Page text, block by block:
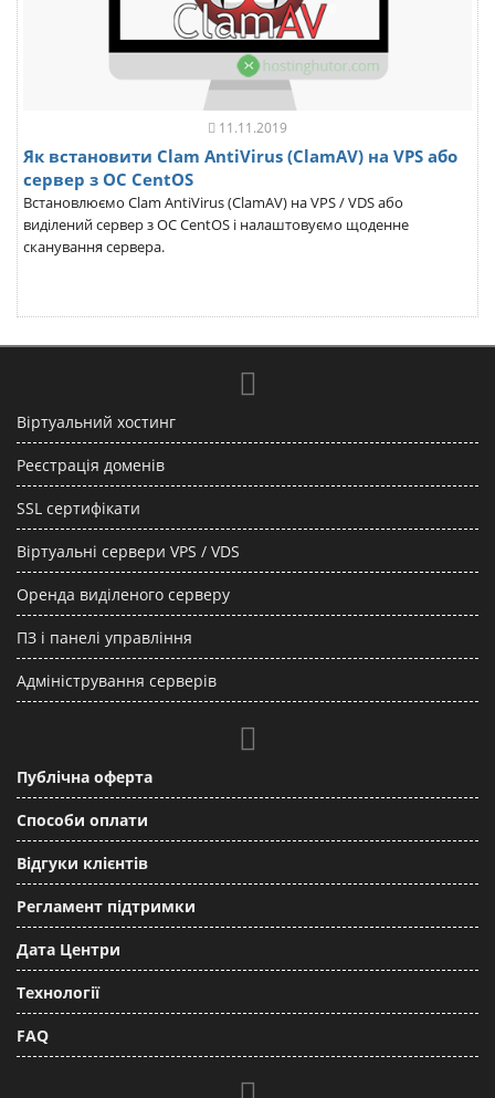
11.11.2019
Як встановити Clam AntiVirus (ClamAV) на VPS або
сервер з ОС CentOS
Встановлюємо Clam AntiVirus (ClamAV) на VPS / VDS або
виділений сервер з ОС CentOS і налаштовуємо щоденне
сканування сервера.
Віртуальний хостинг
Реєстрація доменів
SSL сертифікати
Віртуальні сервери VPS / VDS
Оренда виділеного серверу
ПЗ і панелі управління
Адміністрування серверів
Публічна оферта
Способи оплати
Відгуки клієнтів
Регламент підтримки
Дата Центри
Технології
FAQ